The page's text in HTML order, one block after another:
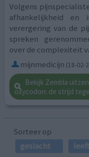
Volgens
afhankelijkheid
verergering van de
spreken
over de complexiteit
mijnmedicijn (18-02-
Bekijk Zembla
oxycodon: de strijd
Sorteer op
geslacht